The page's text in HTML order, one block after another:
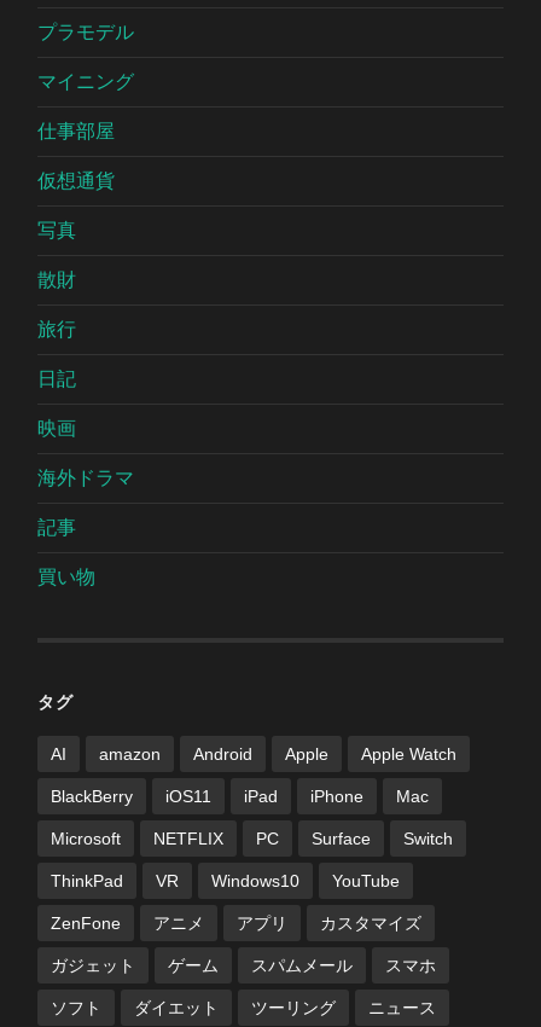
プラモデル
マイニング
仕事部屋
仮想通貨
写真
散財
旅行
日記
映画
海外ドラマ
記事
買い物
タグ
AI amazon Android Apple Apple Watch
BlackBerry iOS11 iPad iPhone Mac
Microsoft NETFLIX PC Surface Switch
ThinkPad VR Windows10 YouTube
ZenFone アニメ アプリ カスタマイズ
ガジェット ゲーム スパムメール スマホ
ソフト ダイエット ツーリング ニュース